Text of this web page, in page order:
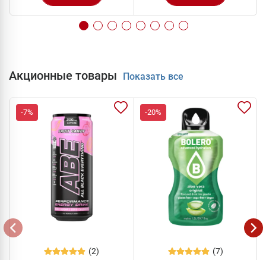
Акционные товары Показать все
-7%
(2)
-20%
(7)